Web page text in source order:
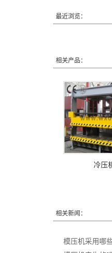
最近浏览：
相关产品：
冷压
相关新闻：
模压机采用哪